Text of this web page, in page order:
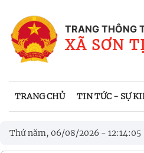
TRANG THÔNG
XÃ SƠN
TRANG CHỦ TIN TỨC - SỰ
Thứ năm, 06/08/2026 - 12:14:08
THỐNG XÃ SƠN TỊNH LẦN THỨ
TÌNH TRI ÂN CÁC GIA ĐÌNH